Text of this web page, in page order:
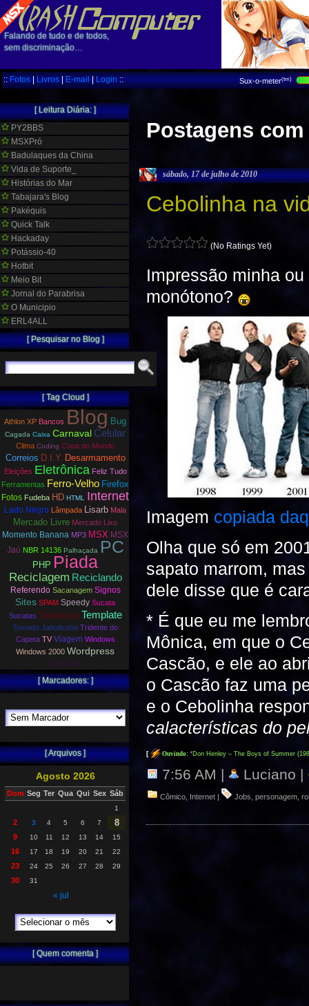
Falando de tudo e de todos,
sem discriminação…
::Fotos|Livros|E-mail|Login:: Sux-o-meter(tm)
Postagens com
sábado, 17 de julho de 2010
Cebolinha na
(No Ratings Yet)
Impressão minha
monótono?
Imagem copiada
Olha que só em
sapato marrom,
dele disse que é
* É que eu me
Mônica, em que o
Cascão, e ele ao
o Cascão faz uma
e o Cebolinha
calacterísticas do
[ Ouvindo: ‘ Don Henley – The Boys of Summer
7:56 AM | Luciano |
Cômico Internet | Jobs ,personagem ,
[ Leitura Diária: ]
PY2BBS
MSXPró
Badulaques da China
Vida de Suporte_
Histórias do Mar
Tabajara's Blog
Pakéquis
Quick Talk
Hackaday
Potássio-40
Hotbit
Meio Bit
Jornal do Parabrisa
O Municipio
ERL4ALL
[ Pesquisar no Blog ]
[ Tag Cloud ]
Athlon XP Bancos Blog Bug
Cagada Caixa Carnaval Celular
Clima Coding Copa do Mundo
Correios D.I.Y. Desarmamento
Eleições Eletrônica Feliz Tudo
Ferramentas Ferro-Velho Firefox
Fotos Fudeba HD HTML Internet
Lado Negro Lâmpada Lisarb Mala
Mercado Livre Mercado Lixo
Momento Banana MP3 MSX MSX
Jaú NBR 14136 Palhaçada PC
PHP Piada
Reciclagem Reciclando
Referendo Sacanagem Signos
Sites SPAM Speedy Sucata
Sucatas Telefonica Template
Tomada Jabuticaba Tridente do
Capeta TV Viagem Windows
Windows 2000 Wordpress
Youtube
[ Marcadores: ]
[ Arquivos ]
Agosto 2026
Dom Seg Ter Qua Qui Sex Sáb
1
2 3 4 5 6 7 8
9 10 11 12 13 14 15
16 17 18 19 20 21 22
23 24 25 26 27 28 29
30 31
« jul
[ Quem comenta ]